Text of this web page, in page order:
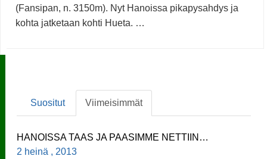
(Fansipan, n. 3150m). Nyt Hanoissa pikapysahdys ja
kohta jatketaan kohti Hueta. …
Suositut Viimeisimmät
HANOISSA TAAS JA PAASIMME NETTIIN…
2 heinä , 2013